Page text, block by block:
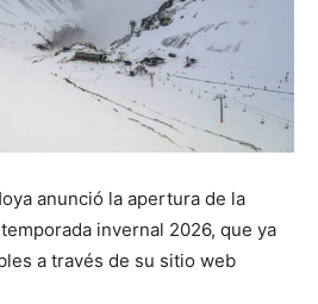
anunció la apertura de la
invernal 2026, que ya
a través de su sitio web